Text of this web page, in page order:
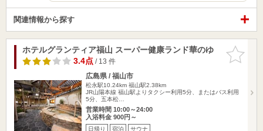
関連情報から探す
お気に入
りに追加
ホテルグランティア福山 スーパー健康ランド華のゆ
3.4点/ 13 件
広島県 / 福山市
松永駅10.24km 福山駅2.38km
JR山陽本線 福山駅よりタクシー利用5分、またはバス利用
5分、五本松…
営業時間 10:00～24:00
入浴料金 900円～
日帰り 宿泊 サウナ